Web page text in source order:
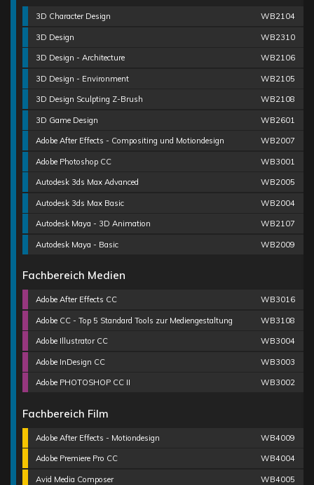
3D Character Design WB2104
3D Design WB2310
3D Design - Architecture WB2106
3D Design - Environment WB2105
3D Design Sculpting Z-Brush WB2108
3D Game Design WB2601
Adobe After Effects - Compositing und Motiondesign WB2007
Adobe Photoshop CC WB3001
Autodesk 3ds Max Advanced WB2005
Autodesk 3ds Max Basic WB2004
Autodesk Maya - 3D Animation WB2107
Autodesk Maya - Basic WB2009
Fachbereich Medien
Adobe After Effects CC WB3016
Adobe CC - Top 5 Standard Tools zur Mediengestaltung WB3108
Adobe Illustrator CC WB3004
Adobe InDesign CC WB3003
Adobe PHOTOSHOP CC II WB3002
Fachbereich Film
Adobe After Effects - Motiondesign WB4009
Adobe Premiere Pro CC WB4004
Avid Media Composer WB4005